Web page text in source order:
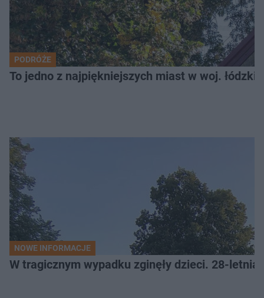
PODRÓŻE
To jedno z najpiękniejszych miast w woj.
NOWE INFORMACJE
W tragicznym wypadku zginęły dzieci. 28-